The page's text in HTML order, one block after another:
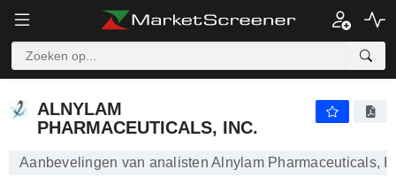
ALNYLAM
PHARMACEUTICALS, INC.
Aanbevelingen van analisten Alnylam Pharmaceuticals,